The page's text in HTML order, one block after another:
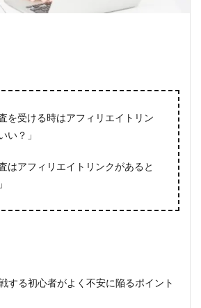
を受ける時はアフィリエイトリン
い？」
はアフィリエイトリンクがあると
する初心者がよく不安に陥るポイント